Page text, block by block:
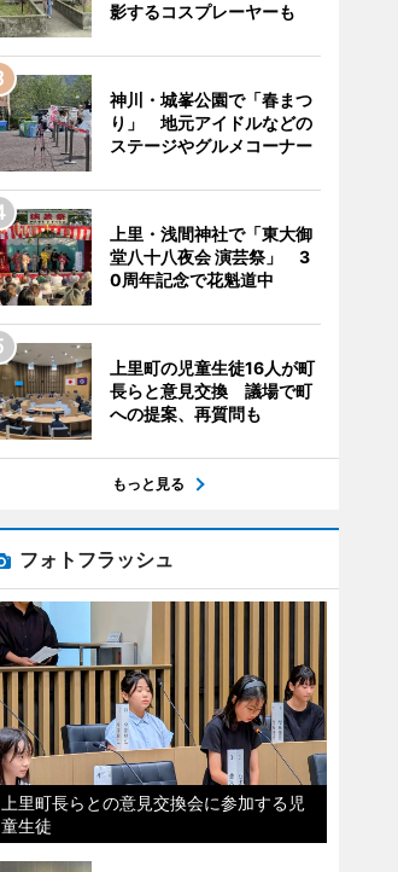
影するコスプレーヤーも
神川・城峯公園で「春まつ
り」 地元アイドルなどの
ステージやグルメコーナー
上里・浅間神社で「東大御
堂八十八夜会 演芸祭」 3
0周年記念で花魁道中
上里町の児童生徒16人が町
長らと意見交換 議場で町
への提案、再質問も
もっと見る
フォトフラッシュ
上里町長らとの意見交換会に参加する児
童生徒